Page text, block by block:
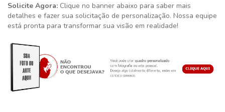
Solicite Agora: Clique no banner abaixo para saber mais
detalhes e fazer sua solicitação de personalização. Nossa equipe
está pronta para transformar sua visão em realidade!